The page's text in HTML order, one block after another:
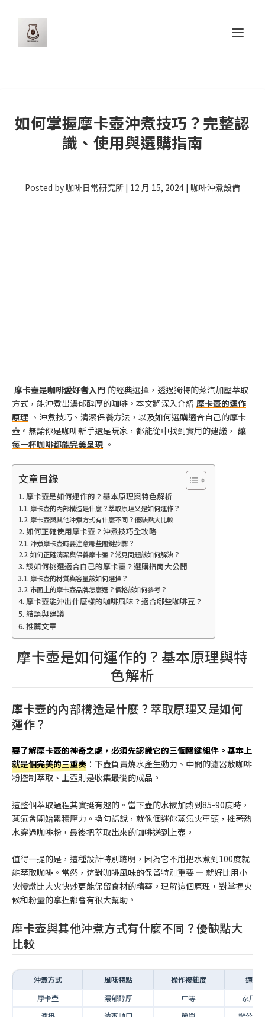
如何掌握摩卡壺沖煮技巧？完整認
識、使用與選購指南
Posted by 咖啡日常研究所 | 12 月 15, 2024 | 咖啡沖煮設備
摩卡壺是咖啡愛好者入門 的經典選擇，透過獨特的蒸汽加壓萃取
方式，能沖煮出濃郁醇厚的咖啡。本文將深入介紹 摩卡壺的運作
原理 、沖煮技巧、清潔保養方法，以及如何選購適合自己的摩卡
壺。無論你是咖啡新手還是玩家，都能從中找到實用的建議， 讓
每一杯咖啡都能完美呈現 。
文章目錄
摩卡壺是如何運作的？基本原理與特色解析
摩卡壺的內部構造是什麼？萃取原理又是如何運作？
摩卡壺與其他沖煮方式有什麼不同？優缺點大比較
如何正確使用摩卡壺？沖煮技巧全攻略
沖煮摩卡壺時要注意哪些關鍵步驟？
如何正確清潔與保養摩卡壺？常見問題該如何解決？
該如何挑選適合自己的摩卡壺？選購指南大公開
摩卡壺的材質與容量該如何選擇？
市面上的摩卡壺品牌怎麼選？價格該如何參考？
摩卡壺能沖出什麼樣的咖啡風味？適合哪些咖啡豆？
結語與建議
推薦文章
摩卡壺是如何運作的？基本原理與特
色解析
摩卡壺的內部構造是什麼？萃取原理又是如何
運作？
要了解摩卡壺的神奇之處，必須先認識它的三個關鍵組件。基本上
就是個完美的三重奏 ：下壺負責燒水產生動力、中間的濾器放咖啡
粉控制萃取、上壺則是收集最後的成品。
這整個萃取過程其實挺有趣的。當下壺的水被加熱到85-90度時，
蒸氣會開始累積壓力。換句話說，就像個迷你蒸氣火車頭，推著熱
水穿過咖啡粉，最後把萃取出來的咖啡送到上壺。
值得一提的是，這種設計特別聰明，因為它不用把水煮到100度就
能萃取咖啡。當然，這對咖啡風味的保留特別重要 — 就好比用小
火慢燉比大火快炒更能保留食材的精華。理解這個原理，對掌握火
候和粉量的拿捏都會有很大幫助。
摩卡壺與其他沖煮方式有什麼不同？優缺點大
比較
沖煮方式 風味特點 操作複雜度
適用
摩卡壺
濃郁醇厚 中等
家用